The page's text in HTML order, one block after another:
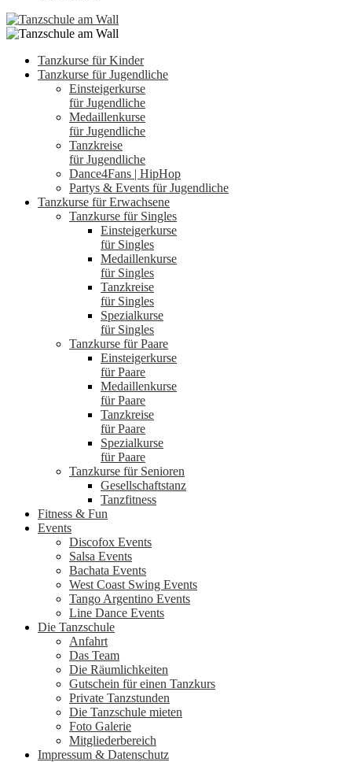
Tanzkurse für Kinder
Tanzkurse für Jugendliche
Einsteigerkurse
für Jugendliche
Medaillenkurse
für Jugendliche
Tanzkreise
für Jugendliche
Dance4Fans | HipHop
Partys & Events für Jugendliche
Tanzkurse für Erwachsene
Tanzkurse für Singles
Einsteigerkurse
für Singles
Medaillenkurse
für Singles
Tanzkreise
für Singles
Spezialkurse
für Singles
Tanzkurse für Paare
Einsteigerkurse
für Paare
Medaillenkurse
für Paare
Tanzkreise
für Paare
Spezialkurse
für Paare
Tanzkurse für Senioren
Gesellschaftstanz
Tanzfitness
Fitness & Fun
Events
Discofox Events
Salsa Events
Bachata Events
West Coast Swing Events
Tango Argentino Events
Line Dance Events
Die Tanzschule
Anfahrt
Das Team
Die Räumlichkeiten
Gutschein für einen Tanzkurs
Private Tanzstunden
Die Tanzschule mieten
Foto Galerie
Mitgliederbereich
Impressum & Datenschutz